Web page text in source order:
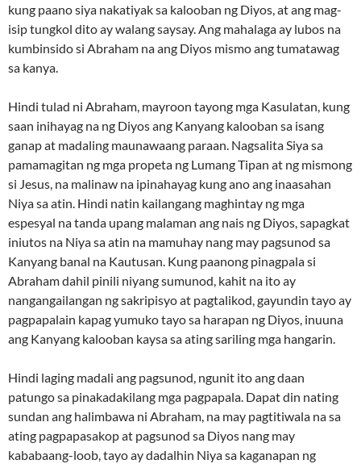
kung paano siya nakatiyak sa kalooban ng Diyos, at ang mag-
isip tungkol dito ay walang saysay. Ang mahalaga ay lubos na
kumbinsido si Abraham na ang Diyos mismo ang tumatawag
sa kanya.
Hindi tulad ni Abraham, mayroon tayong mga Kasulatan, kung
saan inihayag na ng Diyos ang Kanyang kalooban sa isang
ganap at madaling maunawaang paraan. Nagsalita Siya sa
pamamagitan ng mga propeta ng Lumang Tipan at ng mismong
si Jesus, na malinaw na ipinahayag kung ano ang inaasahan
Niya sa atin. Hindi natin kailangang maghintay ng mga
espesyal na tanda upang malaman ang nais ng Diyos, sapagkat
iniutos na Niya sa atin na mamuhay nang may pagsunod sa
Kanyang banal na Kautusan. Kung paanong pinagpala si
Abraham dahil pinili niyang sumunod, kahit na ito ay
nangangailangan ng sakripisyo at pagtalikod, gayundin tayo ay
pagpapalain kapag yumuko tayo sa harapan ng Diyos, inuuna
ang Kanyang kalooban kaysa sa ating sariling mga hangarin.
Hindi laging madali ang pagsunod, ngunit ito ang daan
patungo sa pinakadakilang mga pagpapala. Dapat din nating
sundan ang halimbawa ni Abraham, na may pagtitiwala na sa
ating pagpapasakop at pagsunod sa Diyos nang may
kababaang-loob, tayo ay dadalhin Niya sa kaganapan ng